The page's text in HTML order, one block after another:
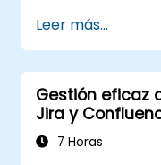
Avanzar las
el flujo de
Realizar
Gestionar y
filtros.
Leer más...
Gestión eficaz
Jira y
7 Horas